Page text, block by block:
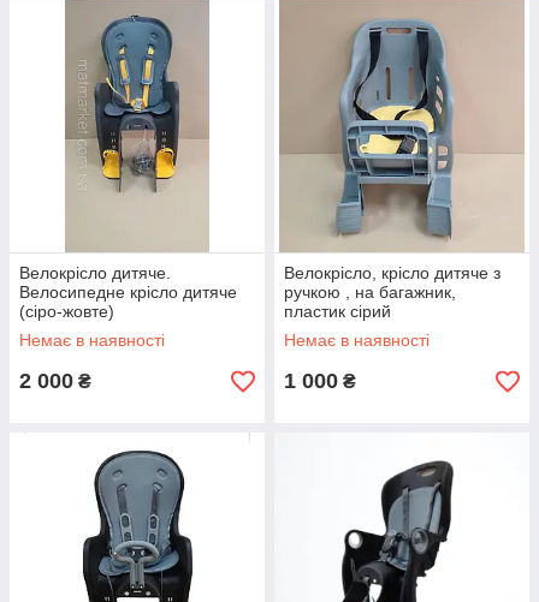
Велокрісло дитяче.
Велосипедне крісло дитяче
(сіро-жовте)
Немає в наявності
2 000 ₴
Велокрісло, крісло дитяче з
ручкою , на багажник,
пластик сірий
Немає в наявності
1 000 ₴